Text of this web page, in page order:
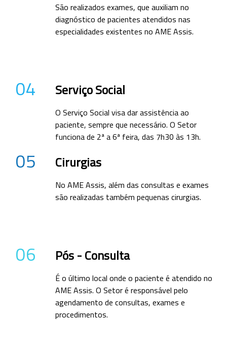
São realizados exames, que auxiliam no
diagnóstico de pacientes atendidos nas
especialidades existentes no AME Assis.
04 Serviço Social
O Serviço Social visa dar assistência ao
paciente, sempre que necessário. O Setor
funciona de 2ª a 6ª feira, das 7h30 às 13h.
05 Cirurgias
No AME Assis, além das consultas e exames
são realizadas também pequenas cirurgias.
06 Pós - Consulta
É o último local onde o paciente é atendido no
AME Assis. O Setor é responsável pelo
agendamento de consultas, exames e
procedimentos.